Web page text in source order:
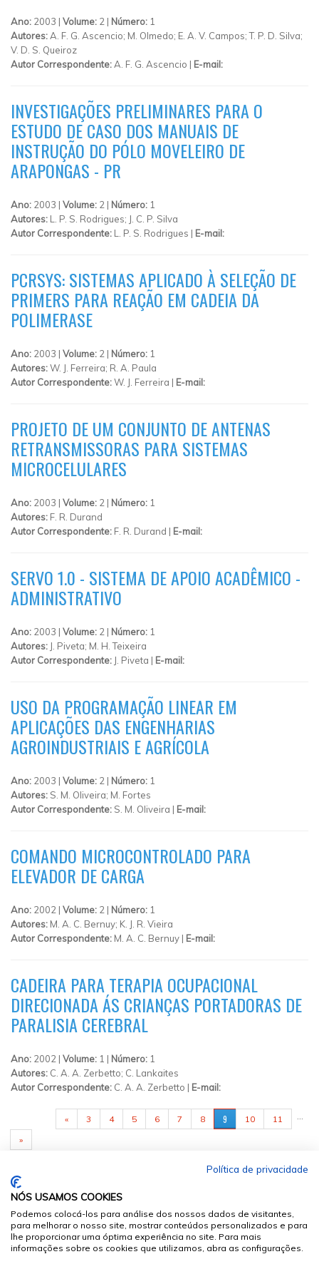
Ano: 2003 | Volume: 2 | Número: 1
Autores:A. F. G. Ascencio; M. Olmedo; E. A. V. Campos; T. P. D. Silva;
V. D. S. Queiroz
Autor Correspondente:A. F. G. Ascencio | E-mail:
INVESTIGAÇÕES PRELIMINARES PARA O
ESTUDO DE CASO DOS MANUAIS DE
INSTRUÇÃO DO PÓLO MOVELEIRO DE
ARAPONGAS - PR
Ano: 2003 | Volume: 2 | Número: 1
Autores: L. P. S. Rodrigues; J. C. P. Silva
Autor Correspondente: L. P. S. Rodrigues | E-mail:
PCRSYS: SISTEMAS APLICADO À SELEÇÃO DE
PRIMERS PARA REAÇÃO EM CADEIA DA
POLIMERASE
Ano: 2003 | Volume: 2 | Número: 1
Autores:W. J. Ferreira; R. A. Paula
Autor Correspondente:W. J. Ferreira | E-mail:
PROJETO DE UM CONJUNTO DE ANTENAS
RETRANSMISSORAS PARA SISTEMAS
MICROCELULARES
Ano: 2003 | Volume: 2 | Número: 1
Autores: F. R. Durand
Autor Correspondente: F. R. Durand | E-mail:
SERVO 1.0 - SISTEMA DE APOIO ACADÊMICO -
ADMINISTRATIVO
Ano: 2003 | Volume: 2 | Número: 1
Autores: J. Piveta; M. H. Teixeira
Autor Correspondente: J. Piveta | E-mail:
USO DA PROGRAMAÇÃO LINEAR EM
APLICAÇÕES DAS ENGENHARIAS
AGROINDUSTRIAIS E AGRÍCOLA
Ano: 2003 | Volume: 2 | Número: 1
Autores: S. M. Oliveira; M. Fortes
Autor Correspondente: S. M. Oliveira | E-mail:
COMANDO MICROCONTROLADO PARA
ELEVADOR DE CARGA
Ano: 2002 | Volume: 2 | Número: 1
Autores: M. A. C. Bernuy; K. J. R. Vieira
Autor Correspondente: M. A. C. Bernuy | E-mail:
CADEIRA PARA TERAPIA OCUPACIONAL
DIRECIONADA ÁS CRIANÇAS PORTADORAS DE
PARALISIA CEREBRAL
Ano: 2002 | Volume: 1 | Número: 1
Autores: C. A. A. Zerbetto; C. Lankaites
Autor Correspondente: C. A. A. Zerbetto | E-mail:
PÁGINAS
« 3 4 5 6 7 8 9 10
11
»
Política de privacidade
NÓS USAMOS COOKIES
Podemos colocá-los para análise dos nossos dados de visitantes,
para melhorar o nosso site, mostrar conteúdos personalizados e para
lhe proporcionar uma óptima experiência no site. Para mais
informações sobre os cookies que utilizamos, abra as configurações.